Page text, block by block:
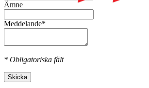
Ämne
Meddelande*
* Obligatoriska fält
Skicka